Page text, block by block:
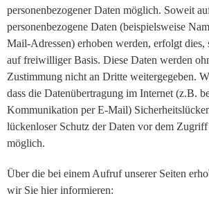
personenbezogener Daten möglich. Soweit
personenbezogene Daten (beispielsweise
Mail-Adressen) erhoben werden, erfolgt dies,
auf freiwilliger Basis. Diese Daten werden
Zustimmung nicht an Dritte weitergegeben.
dass die Datenübertragung im Internet (z.B.
Kommunikation per E-Mail)
lückenloser Schutz der Daten vor dem
möglich.
Über die bei einem Aufruf unserer Seiten
wir Sie hier informieren: